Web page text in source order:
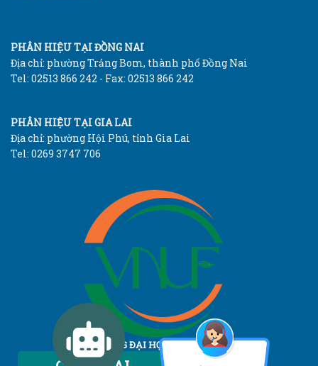
PHÂN HIỆU TẠI ĐỒNG NAI
Địa chỉ: phường Trảng Bom, thành phố Đồng Nai
Tel: 02513 866 242 - Fax: 02513 866 242
PHÂN HIỆU TẠI GIA LAI
Địa chỉ: phường Hội Phú, tỉnh Gia Lai
Tel: 0269 3747 706
TRƯỜNG ĐẠI HỌC LÂM NGHIỆP
Vietnam National University of Forestry